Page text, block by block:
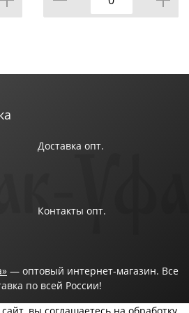
Доставка опт.
Контакты опт.
— оптовый интернет-магазин. Все
по всей России!